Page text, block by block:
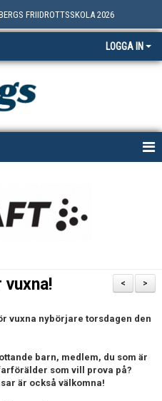
FRIIDROTTSSKOLA 2026
LOGGA IN
>
<
vuxna nybörjare torsdagen den
barn, medlem, du som är
som vill prova på?
är också välkomna!